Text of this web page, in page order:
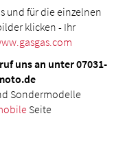
und für die einzelnen
klicken - Ihr
uns an unter 07031-
Sondermodelle
Seite